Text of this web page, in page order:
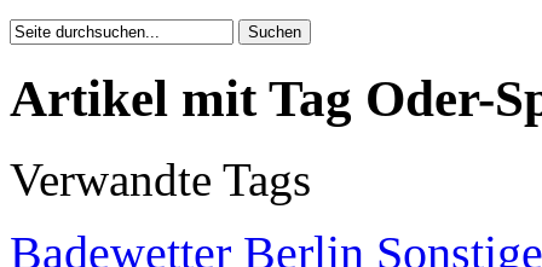
Artikel mit Tag Oder-
Verwandte Tags
Badewetter Berlin